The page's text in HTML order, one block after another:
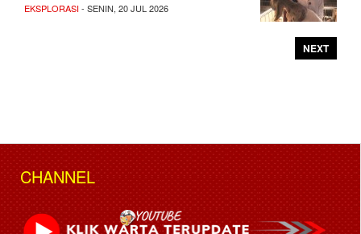
EKSPLORASI- SENIN, 20 JUL 2026
NEXT
CHANNEL